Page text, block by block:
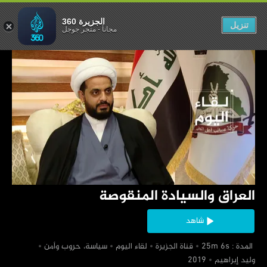
‏العراق والسيادة المنقوصة
شاهد
‏ المدة : 25m 6s
‏قناة الجزيرة ‏لقاء اليوم
‏سياسة، حروب وأمن
‏وليد إبراهيم
المنقوصة
الجزيرة 360
مجاناً-متجر جوجل تنزيل